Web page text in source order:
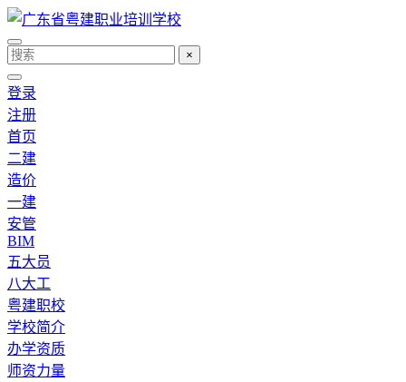
×
登录
注册
首页
二建
造价
一建
安管
BIM
五大员
八大工
粤建职校
学校简介
办学资质
师资力量